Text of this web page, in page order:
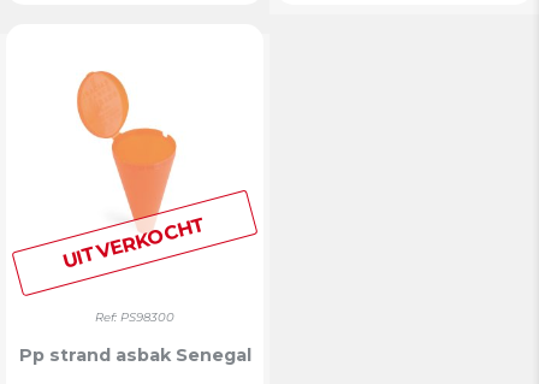
UITVERKOCHT
Ref: PS98300
Pp strand asbak Senegal